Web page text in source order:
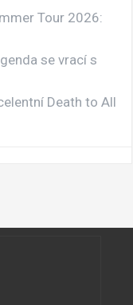
Tour 2026:
se vrací s
Death to All